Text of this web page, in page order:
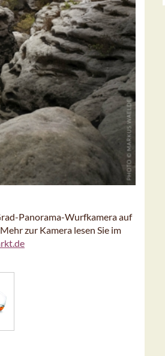
Panorama-Wurfkamera auf
zur Kamera lesen Sie im